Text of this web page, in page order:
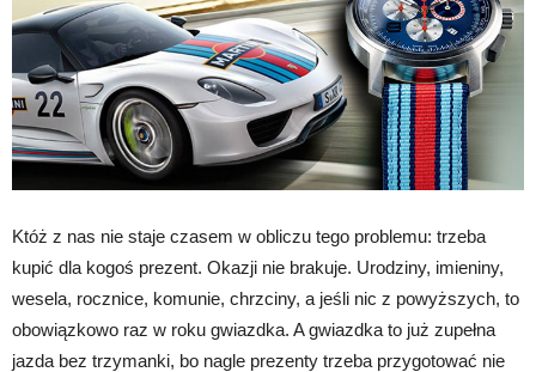
Któż z nas nie staje czasem w obliczu tego problemu: trzeba
kupić dla kogoś prezent. Okazji nie brakuje. Urodziny, imieniny,
wesela, rocznice, komunie, chrzciny, a jeśli nic z powyższych, to
obowiązkowo raz w roku gwiazdka. A gwiazdka to już zupełna
jazda bez trzymanki, bo nagle prezenty trzeba przygotować nie